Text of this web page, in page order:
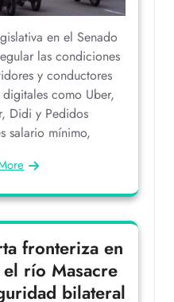
en el Senado
las condiciones
y conductores
como Uber,
Didi y Pedidos
salario mínimo,
fronteriza en
río Masacre
bilateral